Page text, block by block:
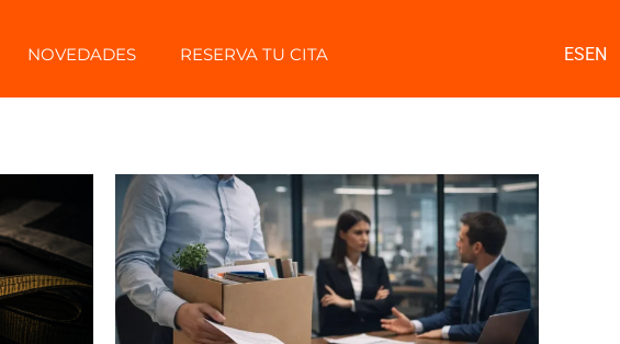
NOVEDADES RESERVA TU CITA ESEN